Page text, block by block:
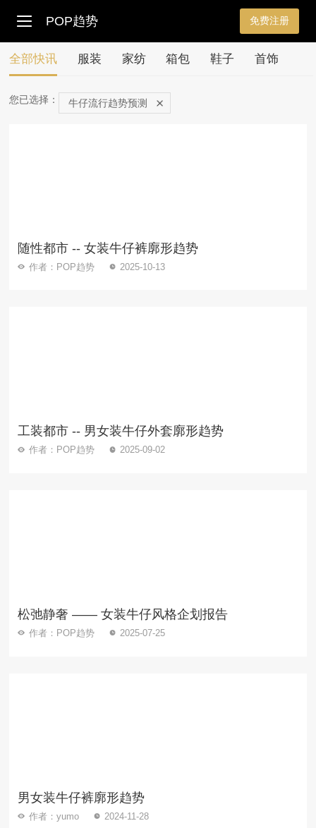
POP趋势 免费注册
全部快讯 服装 家纺 箱包 鞋子 首饰
您已选择： 牛仔流行趋势预测
随性都市 -- 女装牛仔裤廓形趋势
作者：POP趋势 2025-10-13
工装都市 -- 男女装牛仔外套廓形趋势
作者：POP趋势 2025-09-02
松弛静奢 —— 女装牛仔风格企划报告
作者：POP趋势 2025-07-25
男女装牛仔裤廓形趋势
作者：yumo 2024-11-28